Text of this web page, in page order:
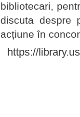
bibliotecari,
discuta despre
acțiune în
https://